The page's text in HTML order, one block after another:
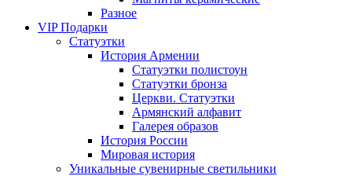
Разное
VIP Подарки
Статуэтки
История Армении
Статуэтки полистоун
Статуэтки бронза
Церкви. Статуэтки
Армянский алфавит
Галерея образов
История России
Мировая история
Уникальные сувенирные светильники